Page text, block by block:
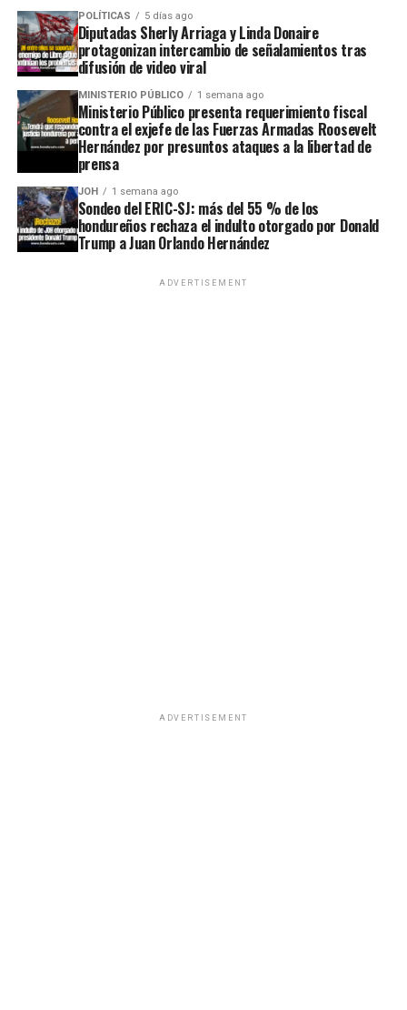
POLÍTICAS 5 días ago
Diputadas Sherly Arriaga y Linda Donaire
protagonizan intercambio de señalamientos tras
difusión de video viral
MINISTERIO PÚBLICO 1 semana ago
Ministerio Público presenta requerimiento fiscal
contra el exjefe de las Fuerzas Armadas Roosevelt
Hernández por presuntos ataques a la libertad de
prensa
JOH 1 semana ago
Sondeo del ERIC-SJ: más del 55 % de los
hondureños rechaza el indulto otorgado por Donald
Trump a Juan Orlando Hernández
ADVERTISEMENT
ADVERTISEMENT